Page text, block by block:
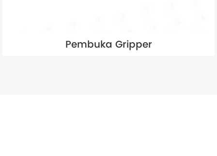
Pembuka Gripper